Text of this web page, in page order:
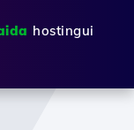
hostingui